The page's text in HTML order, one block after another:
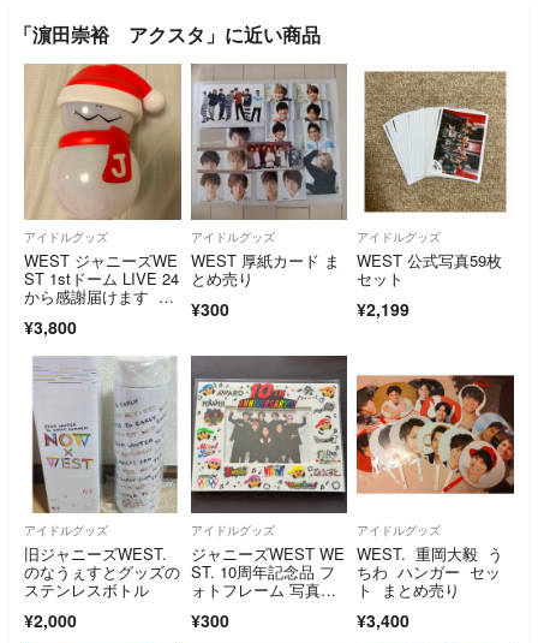
「濵田崇裕 アクスタ」に近い商品
アイドルグッズ
WEST ジャニーズWE
ST 1stドーム LIVE 24
から感謝届けます 雪
¥3,800
アイドルグッズ
WEST 厚紙カード ま
とめ売り
¥300
アイドルグッズ
WEST 公式写真59枚
セット
¥2,199
アイドルグッズ
旧ジャニーズWEST.
のなうぇすとグッズの
ステンレスボトル
¥2,000
アイドルグッズ
ジャニーズWEST WE
ST. 10周年記念品 フ
ォトフレーム 写真立
¥300
アイドルグッズ
WEST. 重岡大毅 う
ちわ ハンガー セッ
ト まとめ売り
¥3,400